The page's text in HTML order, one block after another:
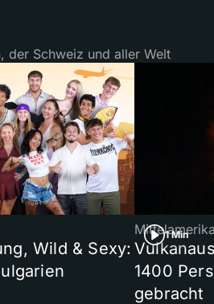
der Schweiz und aller Welt
Wild & Sexy:
1 Min
1400
gebracht